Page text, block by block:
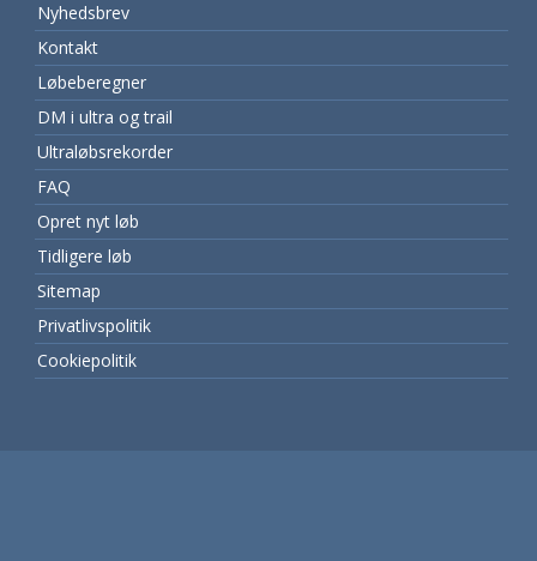
Nyhedsbrev
Kontakt
Løbeberegner
DM i ultra og trail
Ultraløbsrekorder
FAQ
Opret nyt løb
Tidligere løb
Sitemap
Privatlivspolitik
Cookiepolitik